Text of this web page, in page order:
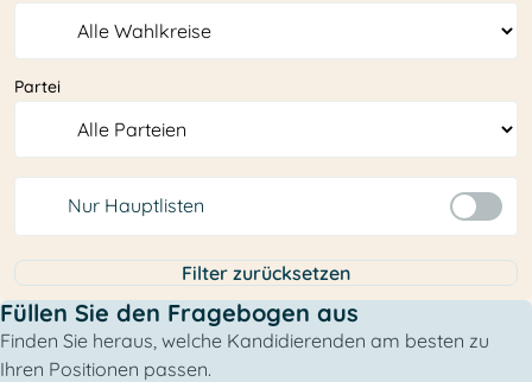
Partei
Nur Hauptlisten
Filter zurücksetzen
Füllen Sie den Fragebogen aus
Finden Sie heraus, welche Kandidierenden am besten zu
Ihren Positionen passen.